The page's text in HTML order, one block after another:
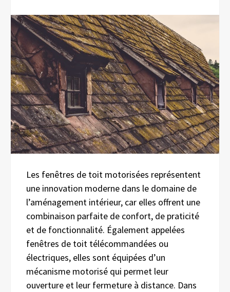
Les fenêtres de toit motorisées représentent
une innovation moderne dans le domaine de
l’aménagement intérieur, car elles offrent une
combinaison parfaite de confort, de praticité
et de fonctionnalité. Également appelées
fenêtres de toit télécommandées ou
électriques, elles sont équipées d’un
mécanisme motorisé qui permet leur
ouverture et leur fermeture à distance. Dans